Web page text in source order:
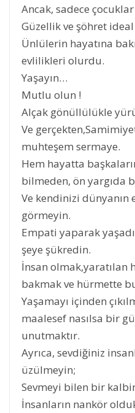
Ancak, sadece
Güzellik ve şöhret
Ünlülerin hayatına
evlilikleri olurdu.
Yaşayın…
Mutlu olun !
Alçak gönüllülükle
Ve
muhteşem sermaye.
Hem hayatta
bilmeden, ön yargıda
Ve kendinizi dünyanın
görmeyin.
Empati yaparak
şeye şükredin.
İnsan olmak,yaratılan
bakmak ve hürmette
Yaşamayı içinden
maalesef nasılsa bir
unutmaktır.
Ayrıca, sevdiğiniz
üzülmeyin;
Sevmeyi bilen bir
İnsanların nankör